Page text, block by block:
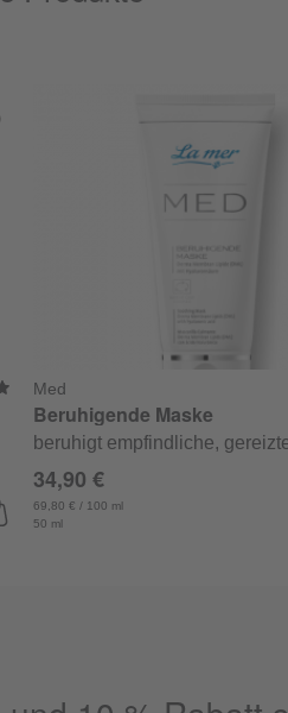
Durchschnittliche Bewertung
Med
Beruhigende Maske
beruhigt empfindliche,
50 ml
69,80 € / 100 ml
34,90 €